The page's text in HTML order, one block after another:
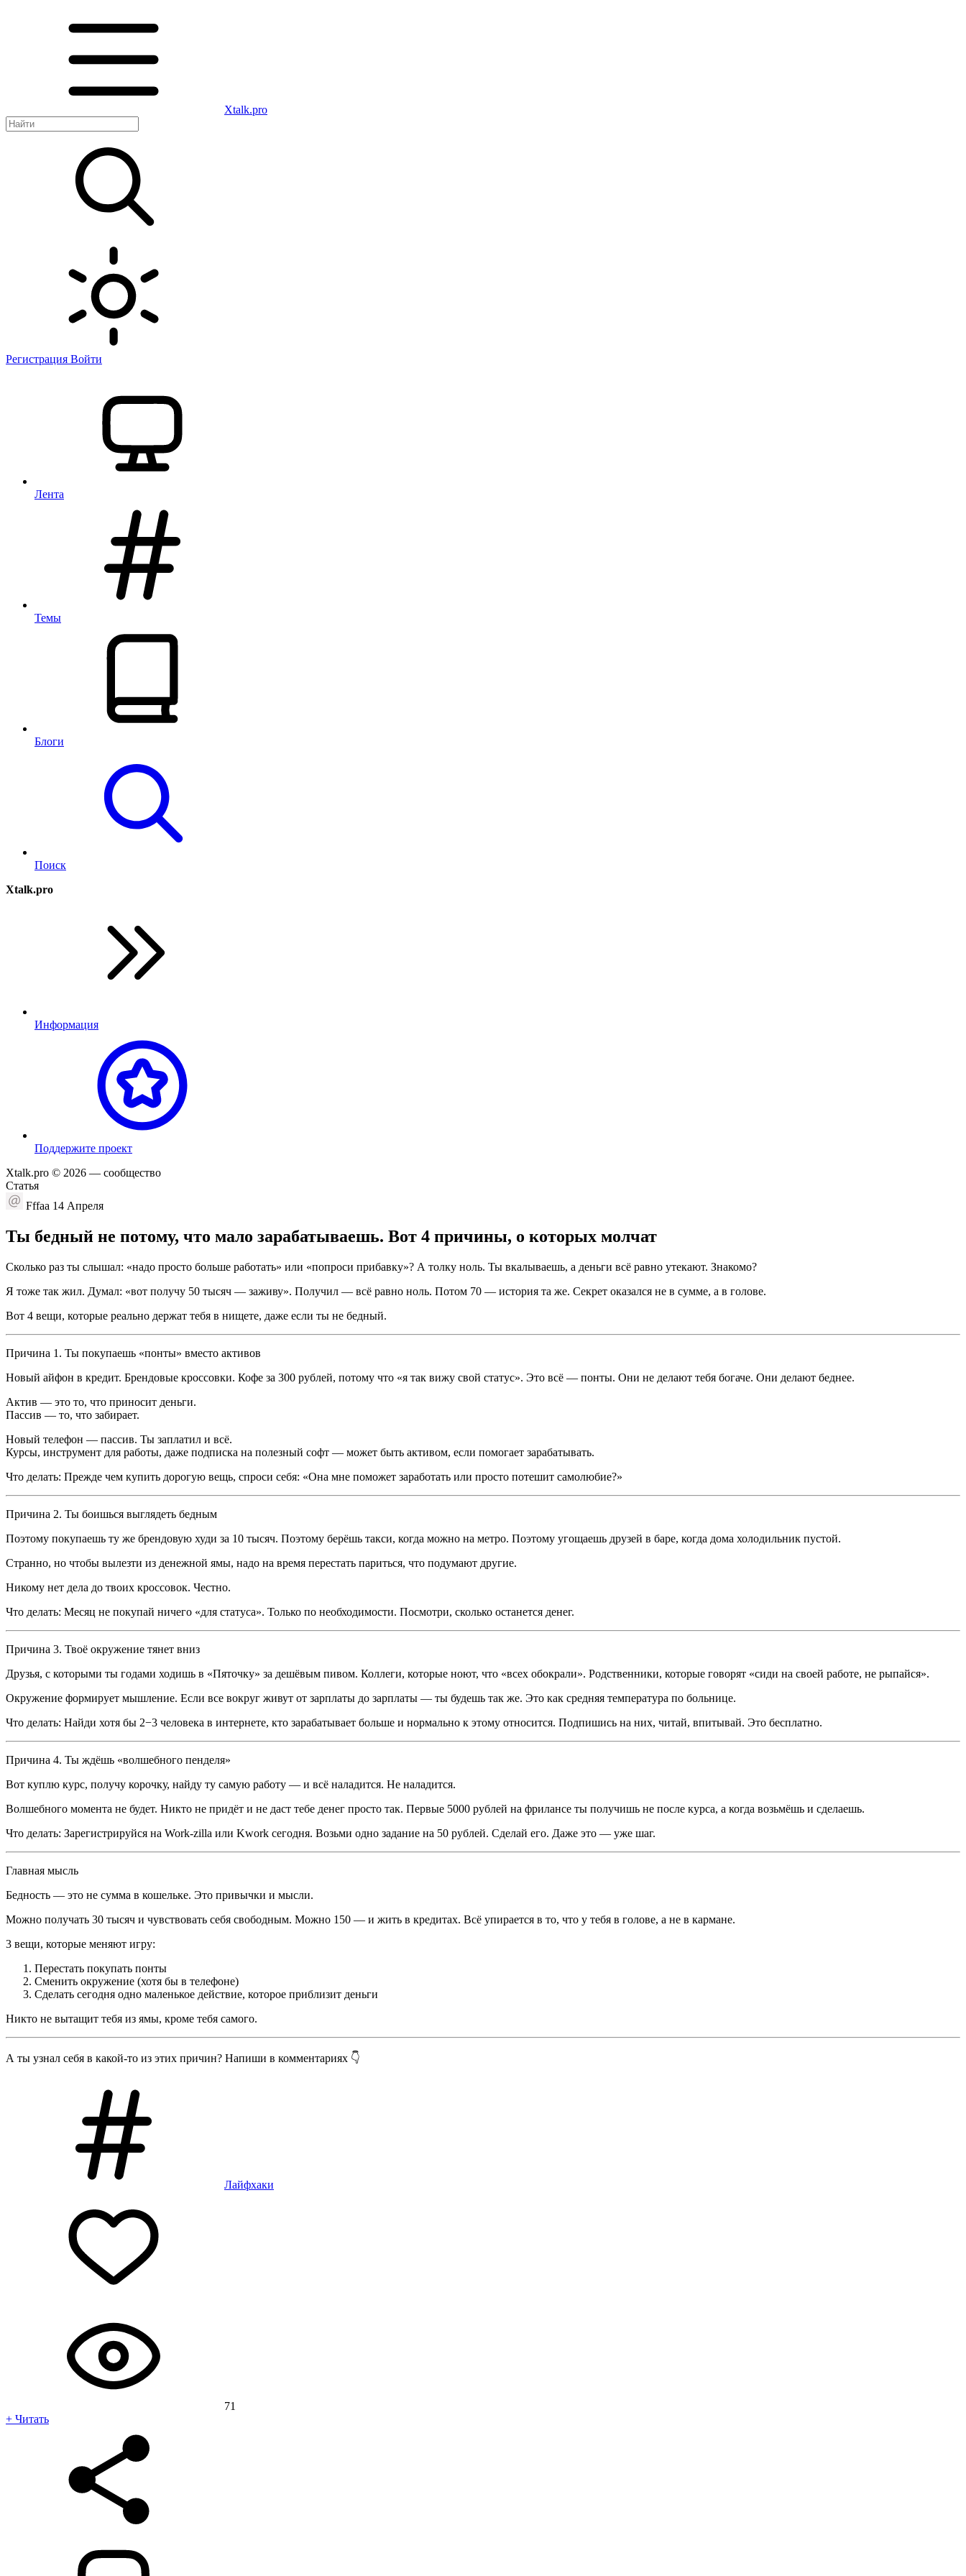
Xtalk.pro
Регистрация Войти
Лента
Темы
Блоги
Поиск
Xtalk.pro
Информация
Поддержите проект
Xtalk.pro © 2026 — сообщество
Статья
Fffaa 14 Апреля
Ты бедный не потому, что мало зарабатываешь. Вот 4 причины, о которых молчат
Сколько раз ты слышал: «надо просто больше работать» или «попроси прибавку»? А толку ноль. Ты вкалываешь, а деньги всё равно утекают. Знакомо?
Я тоже так жил. Думал: «вот получу 50 тысяч — заживу». Получил — всё равно ноль. Потом 70 — история та же. Секрет оказался не в сумме, а в голове.
Вот 4 вещи, которые реально держат тебя в нищете, даже если ты не бедный.
Причина 1. Ты покупаешь «понты» вместо активов
Новый айфон в кредит. Брендовые кроссовки. Кофе за 300 рублей, потому что «я так вижу свой статус». Это всё — понты. Они не делают тебя богаче. Они делают беднее.
Актив — это то, что приносит деньги.
Пассив — то, что забирает.
Новый телефон — пассив. Ты заплатил и всё.
Курсы, инструмент для работы, даже подписка на полезный софт — может быть активом, если помогает зарабатывать.
Что делать: Прежде чем купить дорогую вещь, спроси себя: «Она мне поможет заработать или просто потешит самолюбие?»
Причина 2. Ты боишься выглядеть бедным
Поэтому покупаешь ту же брендовую худи за 10 тысяч. Поэтому берёшь такси, когда можно на метро. Поэтому угощаешь друзей в баре, когда дома холодильник пустой.
Странно, но чтобы вылезти из денежной ямы, надо на время перестать париться, что подумают другие.
Никому нет дела до твоих кроссовок. Честно.
Что делать: Месяц не покупай ничего «для статуса». Только по необходимости. Посмотри, сколько останется денег.
Причина 3. Твоё окружение тянет вниз
Друзья, с которыми ты годами ходишь в «Пяточку» за дешёвым пивом. Коллеги, которые ноют, что «всех обокрали». Родственники, которые говорят «сиди на своей работе, не рыпайся».
Окружение формирует мышление. Если все вокруг живут от зарплаты до зарплаты — ты будешь так же. Это как средняя температура по больнице.
Что делать: Найди хотя бы 2−3 человека в интернете, кто зарабатывает больше и нормально к этому относится. Подпишись на них, читай, впитывай. Это бесплатно.
Причина 4. Ты ждёшь «волшебного пенделя»
Вот куплю курс, получу корочку, найду ту самую работу — и всё наладится. Не наладится.
Волшебного момента не будет. Никто не придёт и не даст тебе денег просто так. Первые 5000 рублей на фрилансе ты получишь не после курса, а когда возьмёшь и сделаешь.
Что делать: Зарегистрируйся на Work-zilla или Kwork сегодня. Возьми одно задание на 50 рублей. Сделай его. Даже это — уже шаг.
Главная мысль
Бедность — это не сумма в кошельке. Это привычки и мысли.
Можно получать 30 тысяч и чувствовать себя свободным. Можно 150 — и жить в кредитах. Всё упирается в то, что у тебя в голове, а не в кармане.
3 вещи, которые меняют игру:
Перестать покупать понты
Сменить окружение (хотя бы в телефоне)
Сделать сегодня одно маленькое действие, которое приблизит деньги
Никто не вытащит тебя из ямы, кроме тебя самого.
А ты узнал себя в какой-то из этих причин? Напиши в комментариях 👇
Лайфхаки
71
+ Читать